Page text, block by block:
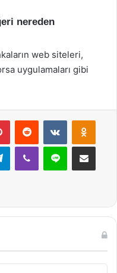
nereden
web siteleri,
uygulamaları gibi
PinterestReddit VKontakte
TelegramViber Line E-Posta ile